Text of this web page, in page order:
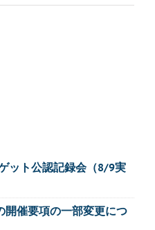
ット公認記録会（8/9実
開催要項の一部変更につ